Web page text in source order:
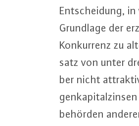
Ent­schei­dung,
Grundlage der
Kon­kur­renz zu
satz von unter
ber nicht
be­hör­den